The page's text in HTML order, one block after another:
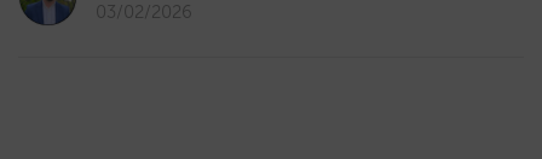
03/02/2026